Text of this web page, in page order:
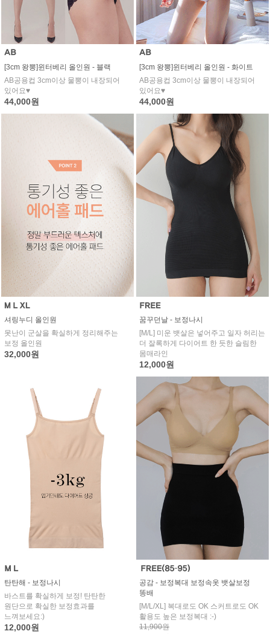
[3cm 왕뽕]윈터베리 올인원 - 블랙
AB공용컵 3cm이상 물뽕이 내장되어
있어요♥
44,000원
[3cm 왕뽕]윈터베리 올인원 - 화이트
AB공용컵 3cm이상 물뽕이 내장되어
있어요♥
44,000원
셔링누디 올인원
못난이 군살을 확실하게 정리해주는
보정 올인원
32,000원
꿈꾸던날 - 보정나시
[M/L] 미운 뱃살은 넣어주고 일자 허리는
더 잘록하게 다이어트 한 듯한 슬림한
몸매라인
12,000원
탄탄해 - 보정나시
바스트를 확실하게 보정! 탄탄한
원단으로 확실한 보정효과를
느껴보세요:)
12,000원
공감 - 보정복대 보정속옷 뱃살보정
똥배
[M/L/XL] 복대로도 OK 스커트로도 OK
활용도 높은 보정복대 :-)
11,900원